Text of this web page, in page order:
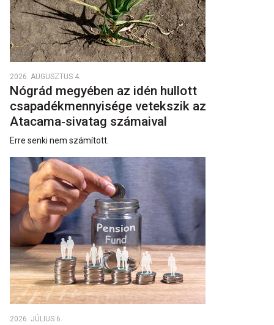
2026. AUGUSZTUS 4.
Nógrád megyében az idén hullott
csapadékmennyisége vetekszik az
Atacama‑sivatag számaival
Erre senki nem számított.
2026. JÚLIUS 6.